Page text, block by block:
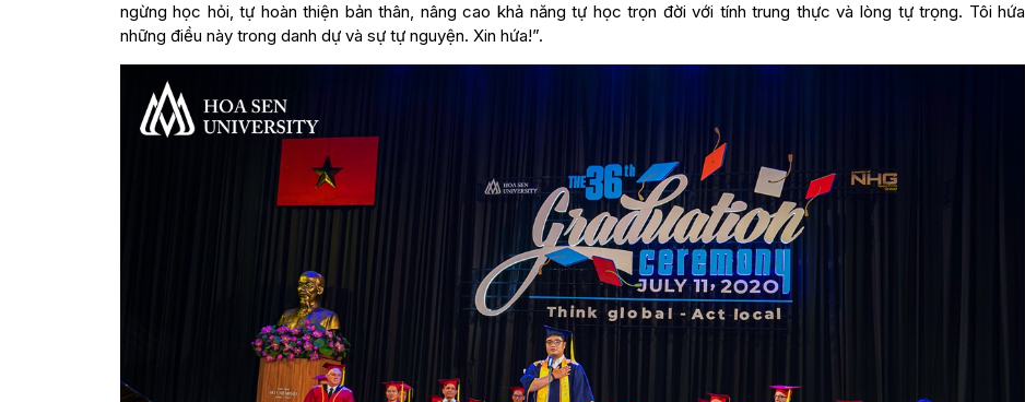
ngừng học hỏi, tự hoàn thiện bản thân, nâng cao khả năng tự học trọn đời với tính trung thực và lòng tự trọng. Tôi hứa
những điều này trong danh dự và sự tự nguyện. Xin hứa!”.